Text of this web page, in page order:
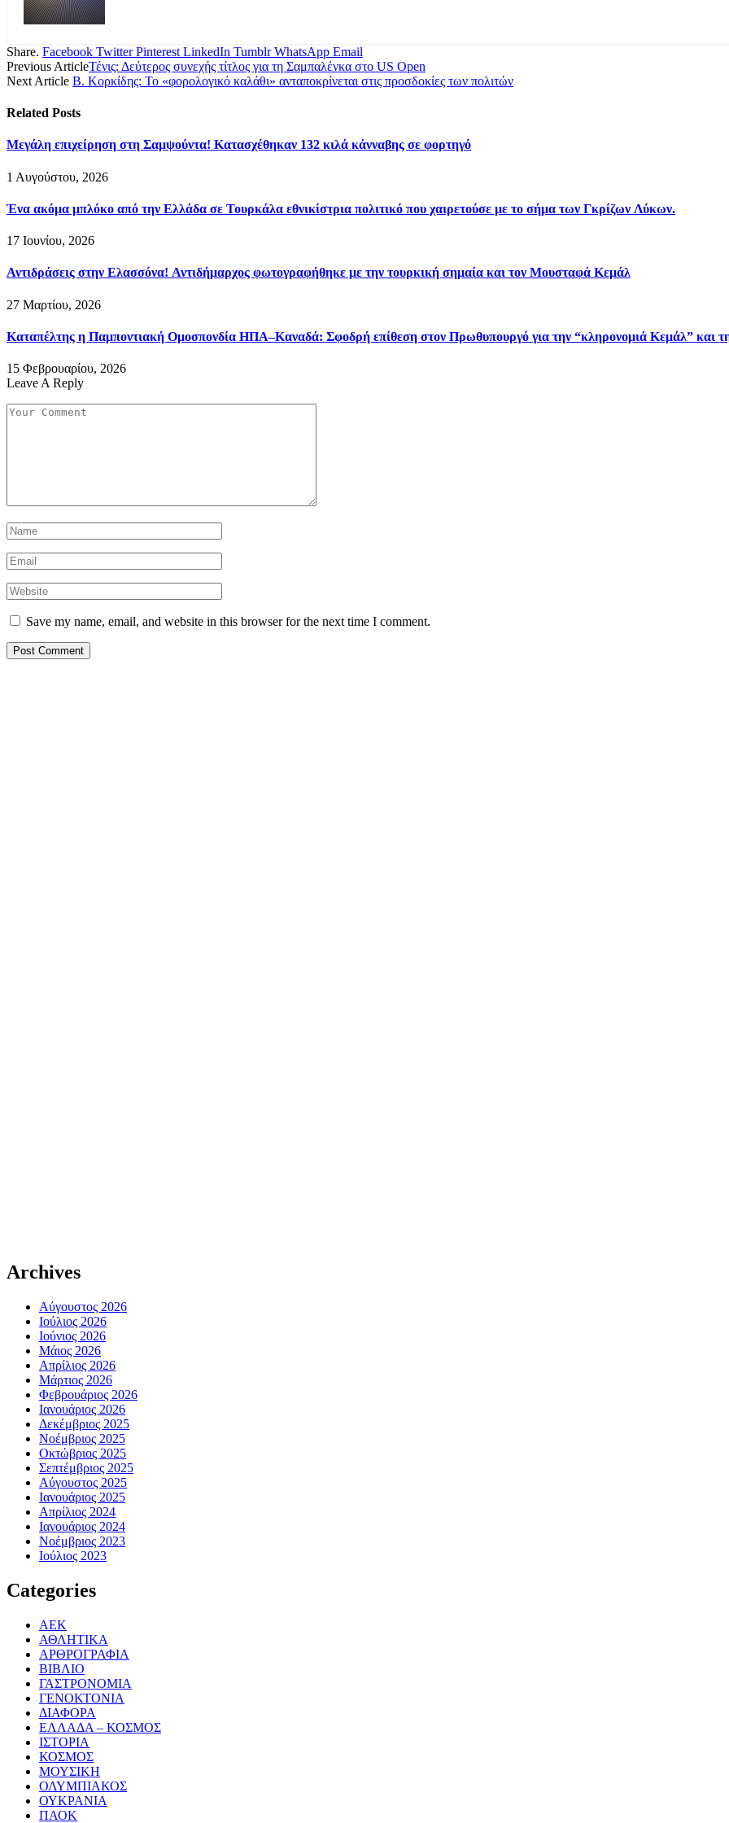
Share. Facebook Twitter Pinterest LinkedIn Tumblr WhatsApp Email
Previous ArticleΤένις: Δεύτερος συνεχής τίτλος για τη Σαμπαλένκα στο US Open
Next Article Β. Κορκίδης: Το «φορολογικό καλάθι» ανταποκρίνεται στις προσδοκίες των πολιτών
Related Posts
Μεγάλη επιχείρηση στη Σαμψούντα! Κατασχέθηκαν 132 κιλά κάνναβης σε φορτηγό
1 Αυγούστου, 2026
Ένα ακόμα μπλόκο από την Ελλάδα σε Τουρκάλα εθνικίστρια πολιτικό που χαιρετούσε με το σήμα των Γκρίζων Λύκων.
17 Ιουνίου, 2026
Αντιδράσεις στην Ελασσόνα! Αντιδήμαρχος φωτογραφήθηκε με την τουρκική σημαία και τον Μουσταφά Κεμάλ
27 Μαρτίου, 2026
Καταπέλτης η Παμποντιακή Ομοσπονδία ΗΠΑ–Καναδά: Σφοδρή επίθεση στον Πρωθυπουργό για την “κληρονομιά Κεμάλ” και
15 Φεβρουαρίου, 2026
Leave A Reply
Save my name, email, and website in this browser for the next time I comment.
Archives
Αύγουστος 2026
Ιούλιος 2026
Ιούνιος 2026
Μάιος 2026
Απρίλιος 2026
Μάρτιος 2026
Φεβρουάριος 2026
Ιανουάριος 2026
Δεκέμβριος 2025
Νοέμβριος 2025
Οκτώβριος 2025
Σεπτέμβριος 2025
Αύγουστος 2025
Ιανουάριος 2025
Απρίλιος 2024
Ιανουάριος 2024
Νοέμβριος 2023
Ιούλιος 2023
Categories
ΑΕΚ
ΑΘΛΗΤΙΚΑ
ΑΡΘΡΟΓΡΑΦΙΑ
ΒΙΒΛΙΟ
ΓΑΣΤΡΟΝΟΜΙΑ
ΓΕΝΟΚΤΟΝΙΑ
ΔΙΑΦΟΡΑ
ΕΛΛΑΔΑ – ΚΟΣΜΟΣ
ΙΣΤΟΡΙΑ
ΚΟΣΜΟΣ
ΜΟΥΣΙΚΗ
ΟΛΥΜΠΙΑΚΟΣ
ΟΥΚΡΑΝΙΑ
ΠΑΟΚ